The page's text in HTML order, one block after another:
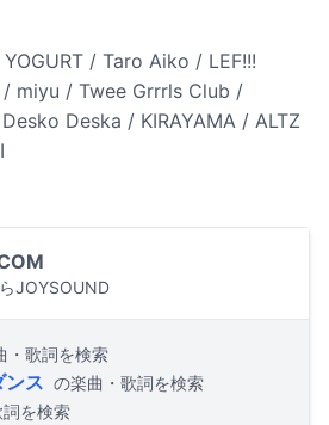
/ Taro Aiko / LEF!!!
/ miyu / Twee Grrrls Club /
Deska / KIRAYAMA / ALTZ
JOYSOUND
・歌詞を検索
ンス の楽曲・歌詞を検索
を検索